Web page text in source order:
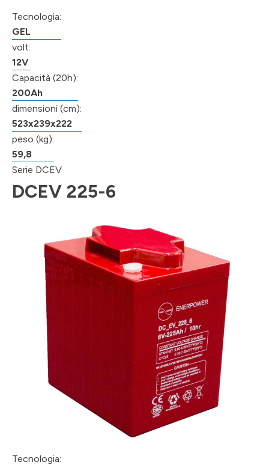
Tecnologia:
GEL
volt:
12V
Capacità (20h):
200Ah
dimensioni (cm):
523x239x222
peso (kg):
59,8
Serie DCEV
DCEV 225-6
Tecnologia: